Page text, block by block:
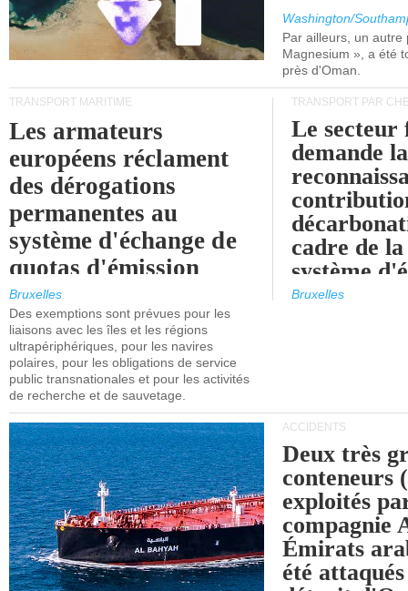
Washington/
Par ailleurs, un autre
Magnesium », a été
près d'Oman.
TRANSPORT MARITIME
Les armateurs
européens réclament
des dérogations
permanentes au
système d'échange de
quotas d'émission
maritimes de l'UE
après 2030.
Bruxelles
Des exemptions sont prévues pour les
liaisons avec les îles et les régions
ultrapériphériques, pour les navires
polaires, pour les obligations de service
public transnationales et pour les activités
de recherche et de sauvetage.
TRANSPORT PAR
Le
demande la
cadre de
système
quotas
Bruxelles
ACCIDENTS
Deux très
conteneurs
exploités
compagnie
Émirats
été